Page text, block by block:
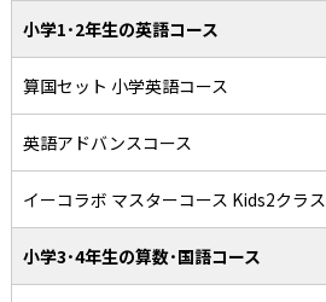
小学1･2年生の英語コース
算国セット 小学英語コース
英語アドバンスコース
イーコラボ マスターコース Kids2クラス
小学3･4年生の算数･国語コース